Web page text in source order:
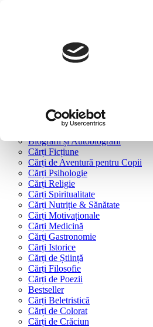
Cărți după tipologie
Cărți Dezvoltare Personală
Cărți Familie & Cuplu
Biografii și Autobiografii
Cărți Ficțiune
Cărți de Aventură pentru Copii
Cărți Psihologie
Cărți Religie
Cărți Spiritualitate
Cărți Nutriție & Sănătate
Cărți Motivaționale
Cărți Medicină
Cărți Gastronomie
Cărți Istorice
Cărți de Știință
Cărți Filosofie
Cărți de Poezii
Bestseller
Cărți Beletristică
Cărți de Colorat
Cărți de Crăciun